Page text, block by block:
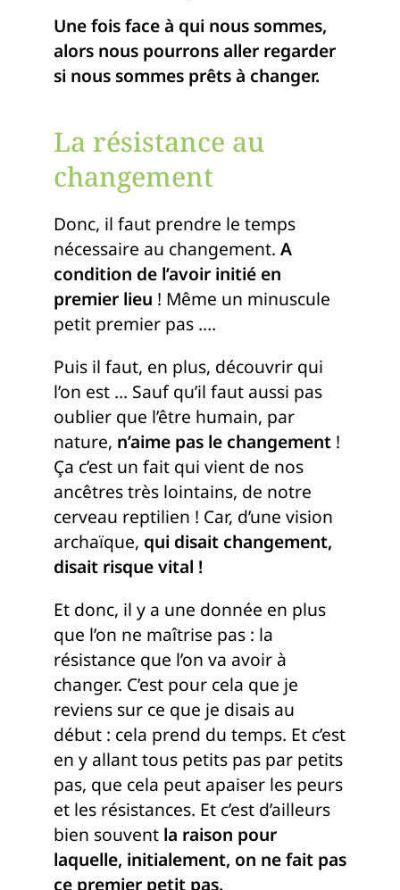
Une fois face à qui nous sommes,
alors nous pourrons aller regarder
si nous sommes prêts à changer.
La résistance au
changement
Donc, il faut prendre le temps
nécessaire au changement. A
condition de l’avoir initié en
premier lieu ! Même un minuscule
petit premier pas ….
Puis il faut, en plus, découvrir qui
l’on est … Sauf qu’il faut aussi pas
oublier que l’être humain, par
nature, n’aime pas le changement !
Ça c’est un fait qui vient de nos
ancêtres très lointains, de notre
cerveau reptilien ! Car, d’une vision
archaïque, qui disait changement,
disait risque vital !
Et donc, il y a une donnée en plus
que l’on ne maîtrise pas : la
résistance que l’on va avoir à
changer. C’est pour cela que je
reviens sur ce que je disais au
début : cela prend du temps. Et c’est
en y allant tous petits pas par petits
pas, que cela peut apaiser les peurs
et les résistances. Et c’est d’ailleurs
bien souvent la raison pour
laquelle, initialement, on ne fait pas
ce premier petit pas.